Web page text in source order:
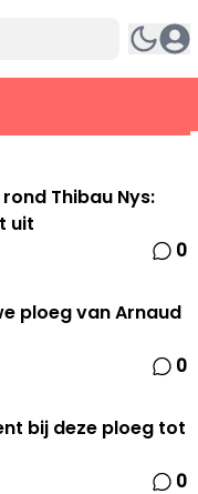
Thibau Nys:
uit
0
ploeg van Arnaud
0
bij deze ploeg tot
0